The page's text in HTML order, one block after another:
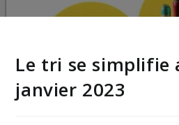
Le tri se simplifie
janvier 2023